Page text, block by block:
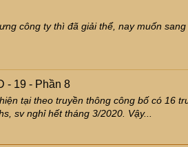
công ty thì đã giải thể, nay muốn
- 19 - Phần 8
tại theo truyền thông công bố có 16
sv nghỉ hết tháng 3/2020. Vậy...